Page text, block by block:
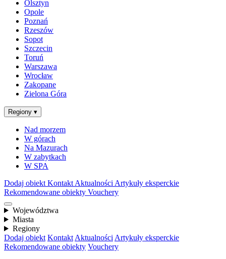
Olsztyn
Opole
Poznań
Rzeszów
Sopot
Szczecin
Toruń
Warszawa
Wrocław
Zakopane
Zielona Góra
Regiony ▾
Nad morzem
W górach
Na Mazurach
W zabytkach
W SPA
Dodaj obiekt Kontakt Aktualności Artykuły eksperckie
Rekomendowane obiekty Vouchery
Województwa
Miasta
Regiony
Dodaj obiekt Kontakt Aktualności Artykuły eksperckie
Rekomendowane obiekty Vouchery